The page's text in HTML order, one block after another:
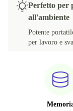
Perfetto per
all'ambiente
Potente
per lavoro e